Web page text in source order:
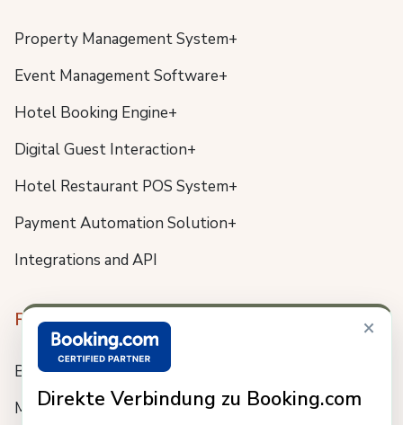
×
Direkte Verbindung zu Booking.com
Property Management System+
Event Management Software+
Hotel Booking Engine+
Digital Guest Interaction+
Hotel Restaurant POS System+
Payment Automation Solution+
Integrations and API
Resources
Blog
Meet us